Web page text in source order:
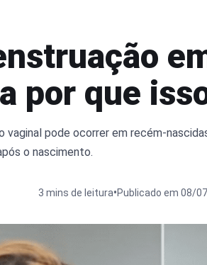
por que
vaginal pode ocorrer em recém-
o nascimento.
3 mins de leitura•Publicado em 08/